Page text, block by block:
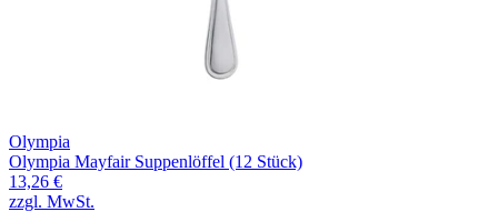
Olympia
Olympia Mayfair Suppenlöffel (12 Stück)
13,26 €
zzgl. MwSt.